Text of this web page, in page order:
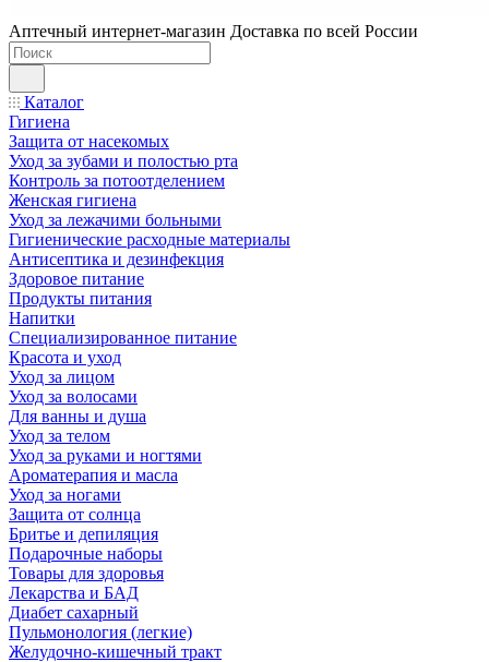
Аптечный интернет-магазин Доставка по всей России
Каталог
Гигиена
Защита от насекомых
Уход за зубами и полостью рта
Контроль за потоотделением
Женская гигиена
Уход за лежачими больными
Гигиенические расходные материалы
Антисептика и дезинфекция
Здоровое питание
Продукты питания
Напитки
Специализированное питание
Красота и уход
Уход за лицом
Уход за волосами
Для ванны и душа
Уход за телом
Уход за руками и ногтями
Ароматерапия и масла
Уход за ногами
Защита от солнца
Бритье и депиляция
Подарочные наборы
Товары для здоровья
Лекарства и БАД
Диабет сахарный
Пульмонология (легкие)
Желудочно-кишечный тракт